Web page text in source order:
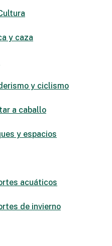
y caza
y ciclismo
a caballo
y espacios
acuáticos
de invierno